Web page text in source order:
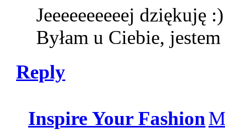
Jeeeeeeeeeej dziękuję
Byłam u Ciebie,
Reply
Inspire Your Fashion